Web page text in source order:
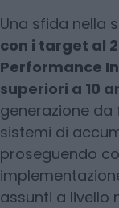
Una sfida nella
con i target al
Performance
superiori a 10
generazione da
sistemi di
proseguendo
assunti a livello